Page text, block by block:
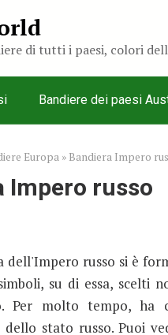
di tutti i paesi, colori
Bandiere dei paesi
Europa » Bandiera Impero
Impero russo
dell'Impero russo si è
su di essa, scelti
Per molto tempo, ha
dello stato russo. Puoi